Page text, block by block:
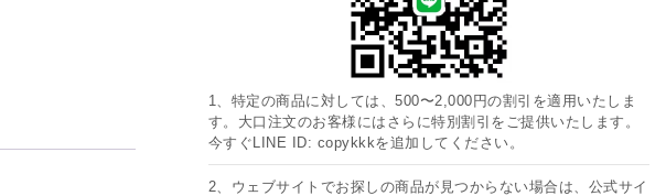
1、特定の商品に対しては、500〜2,000円の割引を適用いたしま
す。大口注文のお客様にはさらに特別割引をご提供いたします。
今すぐLINE ID: copykkkを追加してください。
2、ウェブサイトでお探しの商品が見つからない場合は、公式サイ